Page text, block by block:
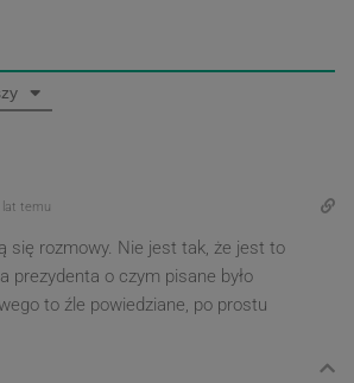
lat temu
się rozmowy. Nie jest tak, że jest to
prezydenta o czym pisane było
to źle powiedziane, po prostu